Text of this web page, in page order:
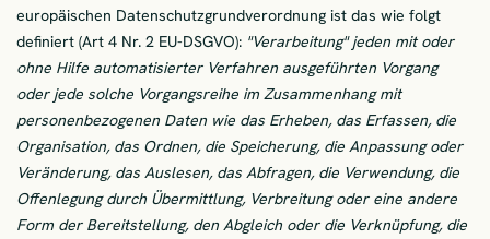
europäischen Datenschutzgrundverordnung ist das wie folgt
definiert (Art 4 Nr. 2 EU-DSGVO): "Verarbeitung" jeden mit oder
ohne Hilfe automatisierter Verfahren ausgeführten Vorgang
oder jede solche Vorgangsreihe im Zusammenhang mit
personenbezogenen Daten wie das Erheben, das Erfassen, die
Organisation, das Ordnen, die Speicherung, die Anpassung oder
Veränderung, das Auslesen, das Abfragen, die Verwendung, die
Offenlegung durch Übermittlung, Verbreitung oder eine andere
Form der Bereitstellung, den Abgleich oder die Verknüpfung, die